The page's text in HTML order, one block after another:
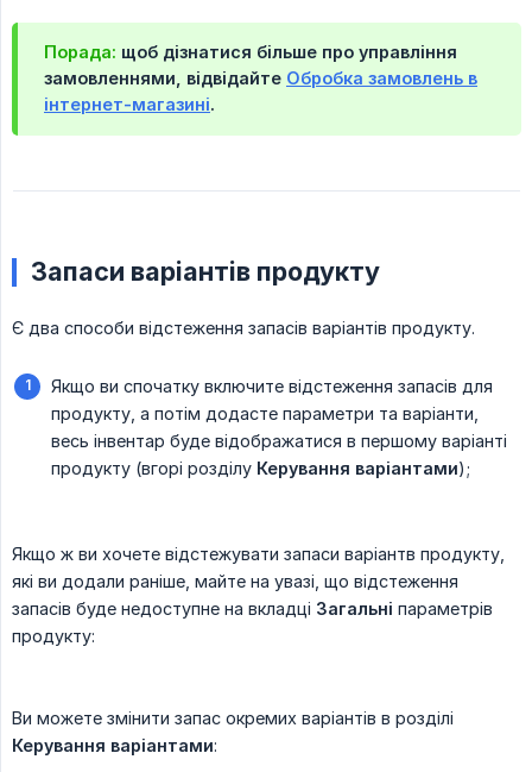
Порада: щоб дізнатися більше про управління
замовленнями, відвідайте Обробка замовлень в
інтернет-магазині.
Запаси варіантів продукту
Є два способи відстеження запасів варіантів продукту.
Якщо ви спочатку включите відстеження запасів для
продукту, а потім додасте параметри та варіанти,
весь інвентар буде відображатися в першому варіанті
продукту (вгорі розділу Керування варіантами);
Якщо ж ви хочете відстежувати запаси варіантв продукту,
які ви додали раніше, майте на увазі, що відстеження
запасів буде недоступне на вкладці Загальні параметрів
продукту:
Ви можете змінити запас окремих варіантів в розділі
Керування варіантами: